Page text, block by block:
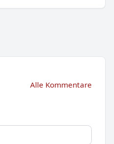
Alle Kommentare